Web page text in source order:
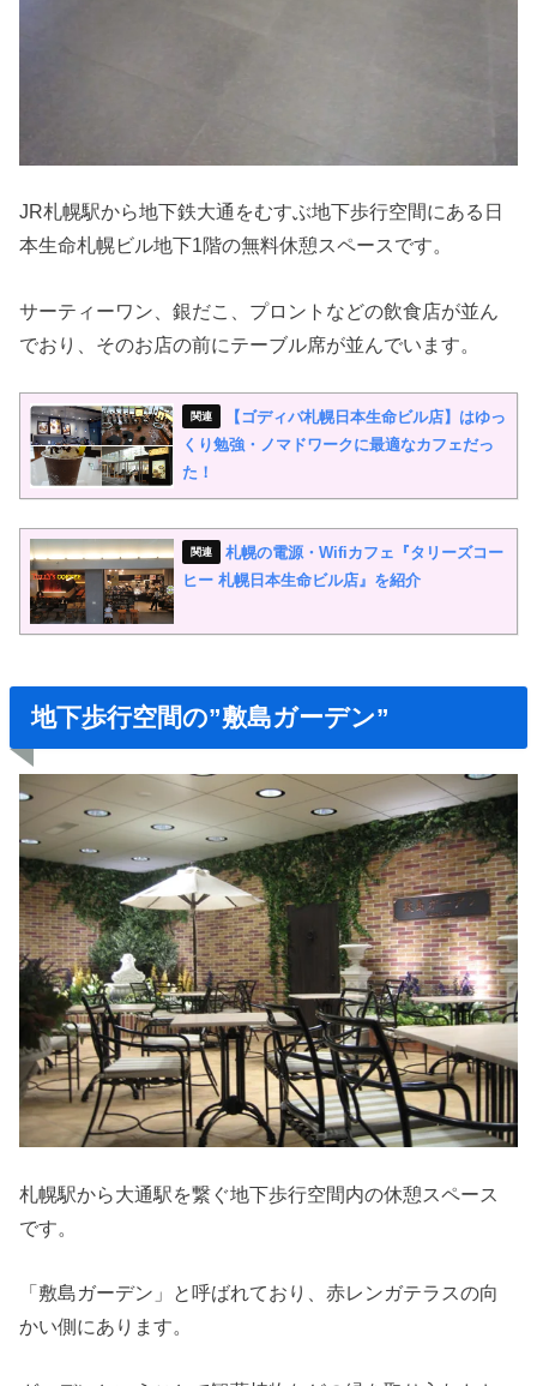
JR札幌駅から地下鉄大通をむすぶ地下歩行空間にある日
本生命札幌ビル地下1階の無料休憩スペースです。
サーティーワン、銀だこ、プロントなどの飲食店が並ん
でおり、そのお店の前にテーブル席が並んでいます。
【ゴディバ札幌日本生命ビル店】はゆっ
くり勉強・ノマドワークに最適なカフェだっ
た！
札幌の電源・Wifiカフェ『タリーズコー
ヒー 札幌日本生命ビル店』を紹介
地下歩行空間の”敷島ガーデン”
札幌駅から大通駅を繋ぐ地下歩行空間内の休憩スペース
です。
「敷島ガーデン」と呼ばれており、赤レンガテラスの向
かい側にあります。